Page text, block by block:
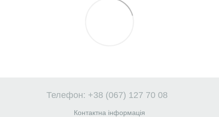
Телефон: +38 (067) 127 70 08
Контактна інформація